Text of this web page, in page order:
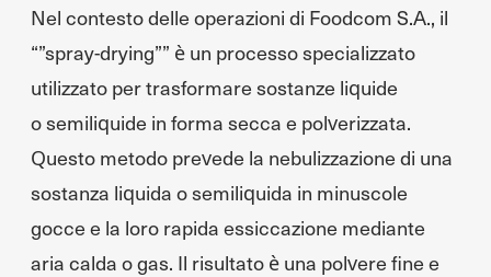
Nel contesto delle operazioni di Foodcom S.A., il
“”spray-drying”” è un processo specializzato
utilizzato per trasformare sostanze liquide
o semiliquide in forma secca e polverizzata.
Questo metodo prevede la nebulizzazione di una
sostanza liquida o semiliquida in minuscole
gocce e la loro rapida essiccazione mediante
aria calda o gas. Il risultato è una polvere fine e